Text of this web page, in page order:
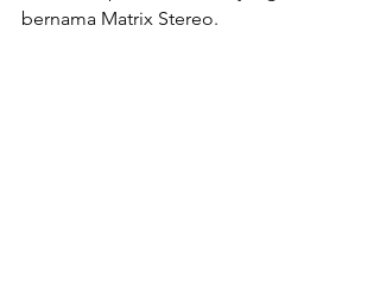
bernama Matrix Stereo.